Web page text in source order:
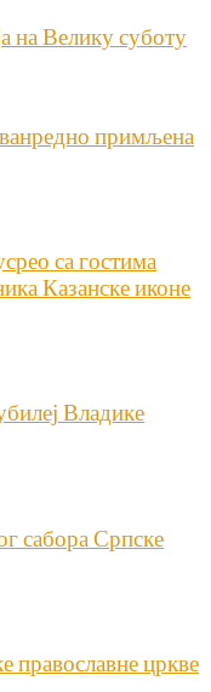
на Велику суботу
примљена
са гостима
Казанске иконе
Владике
сабора Српске
православне цркве